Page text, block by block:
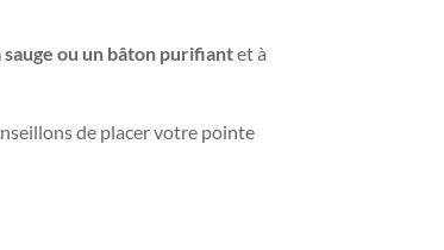
ou un bâton purifiantet à
de placer votre pointe